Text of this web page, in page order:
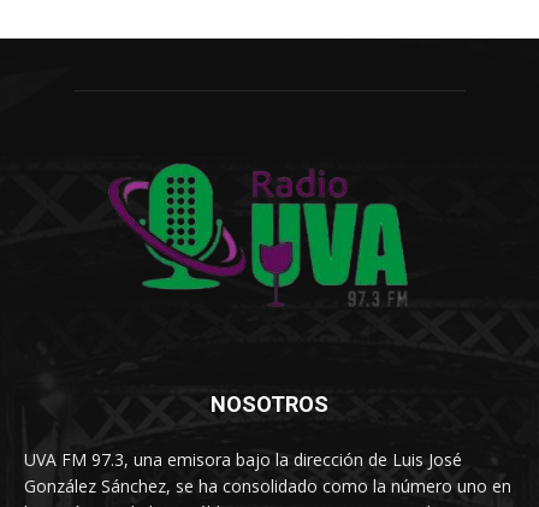
NOSOTROS
UVA FM 97.3, una emisora bajo la dirección de Luis José
González Sánchez, se ha consolidado como la número uno en